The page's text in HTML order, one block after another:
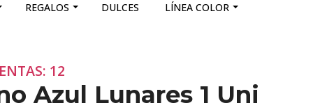
REGALOS DULCES LÍNEA COLOR
12
Azul Lunares 1 Uni